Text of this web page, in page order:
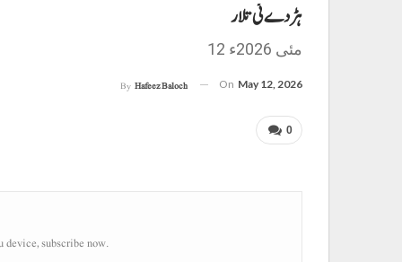
ہڑدے ئی تلار
12 مئی 2026ء
By Hafeez Baloch On May 12, 2026
0
subscribe now.